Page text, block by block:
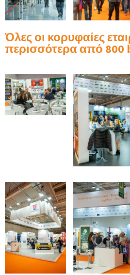
Όλες οι κορυφαίες
περισσότερα από 800